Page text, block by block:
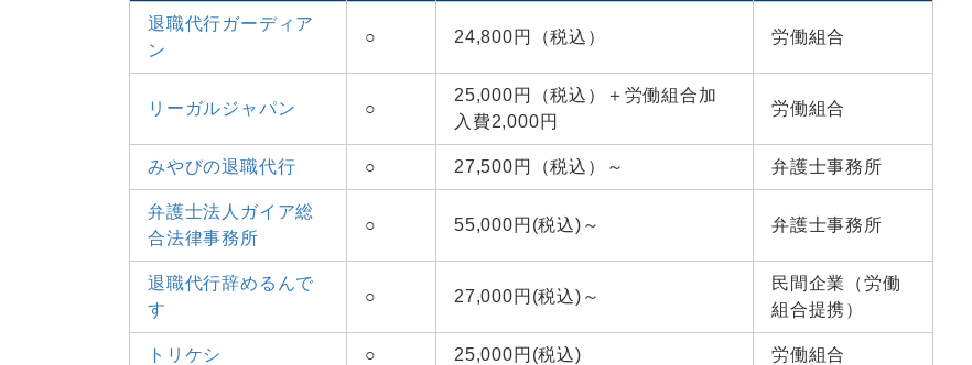
退職代行ガーディア
ン
○ 24,800円（税込） 労働組合
リーガルジャパン ○
25,000円（税込）＋労働組合加
入費2,000円
労働組合
みやびの退職代行 ○ 27,500円（税込）～ 弁護士事務所
弁護士法人ガイア総
合法律事務所
○ 55,000円(税込)～ 弁護士事務所
退職代行辞めるんで
す
○ 27,000円(税込)～
民間企業（労働
組合提携）
トリケシ ○ 25,000円(税込) 労働組合